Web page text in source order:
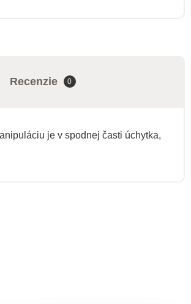
Recenzie 0
je v spodnej časti úchytka,